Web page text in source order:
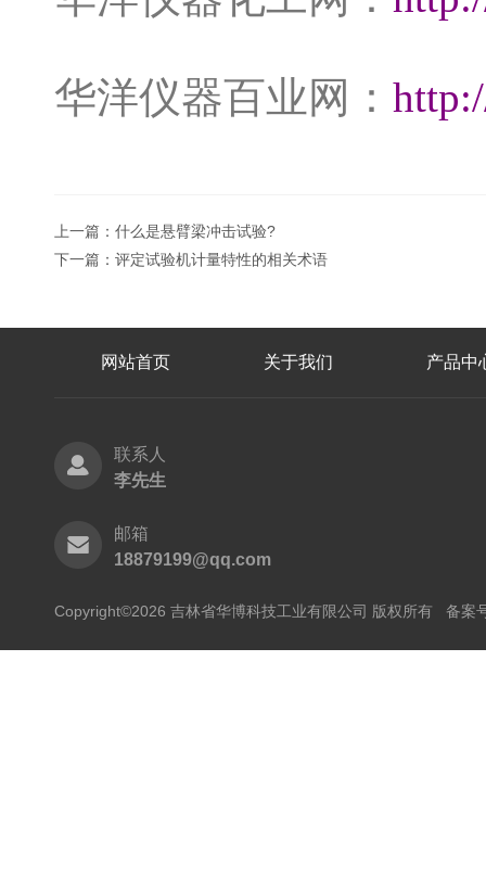
华洋仪器百业网：
上一篇： 什么是悬臂梁冲击试验?
下一篇： 评定试验机计量特性的相关术语
网站首页 关于我们 产品中
联系人
李先生
邮箱
18879199@qq.com
Copyright©2026 吉林省华博科技工业有限公司 版权所有 备案